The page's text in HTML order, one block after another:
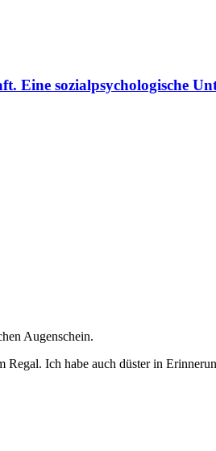
Eine sozialpsychologische
Augenschein.
Ich habe auch düster in